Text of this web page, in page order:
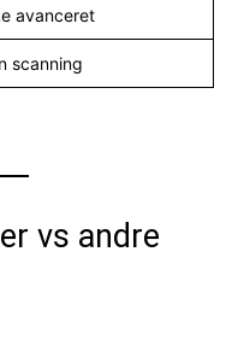
avanceret
scanning
vs andre